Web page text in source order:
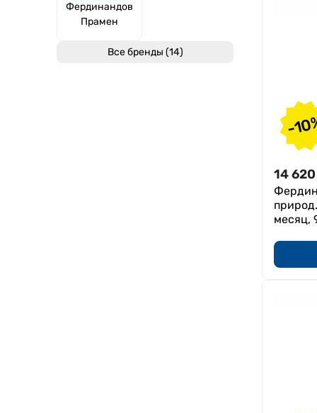
Пиелонефрит
Простатит
Фердинандов
Прамен
Все бренды (14)
-
14 620
месяц,